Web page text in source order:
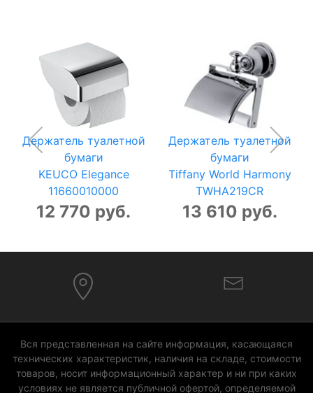
Держатель туалетной
бумаги
KEUCO Elegance
11660010000
12 770 руб.
Держатель туалетной
бумаги
Tiffany World Harmony
TWHA219CR
13 610 руб.
Вся представленная на сайте информация, касающаяся
технических характеристик, наличия на складе, стоимости
товаров, носит информационный характер и ни при каких
условиях не является публичной офертой, определяемой